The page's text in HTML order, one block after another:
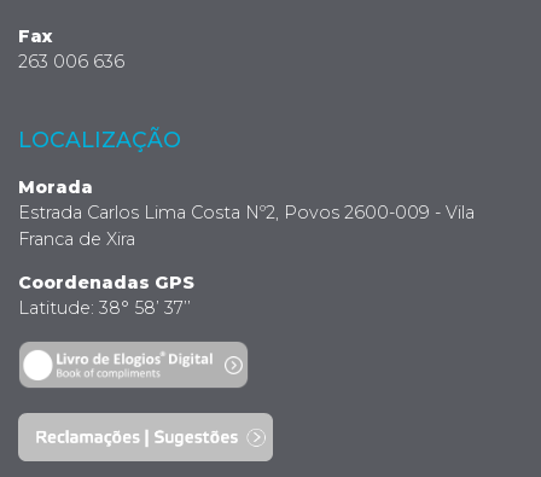
Fax
263 006 636
LOCALIZAÇÃO
Morada
Estrada Carlos Lima Costa Nº2, Povos 2600-009 - Vila
Franca de Xira
Coordenadas GPS
Latitude: 38° 58’ 37’’